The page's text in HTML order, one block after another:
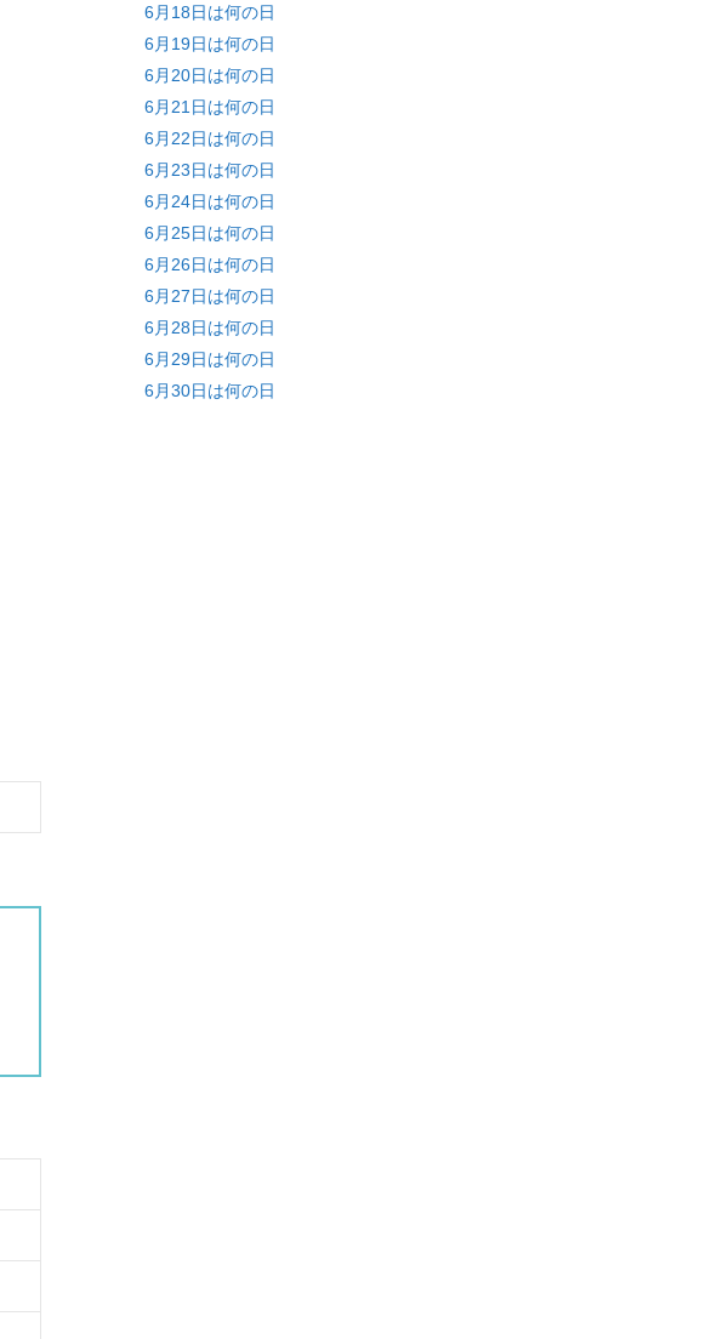
6月18日は何の日
6月19日は何の日
6月20日は何の日
6月21日は何の日
6月22日は何の日
6月23日は何の日
6月24日は何の日
6月25日は何の日
6月26日は何の日
6月27日は何の日
6月28日は何の日
6月29日は何の日
6月30日は何の日